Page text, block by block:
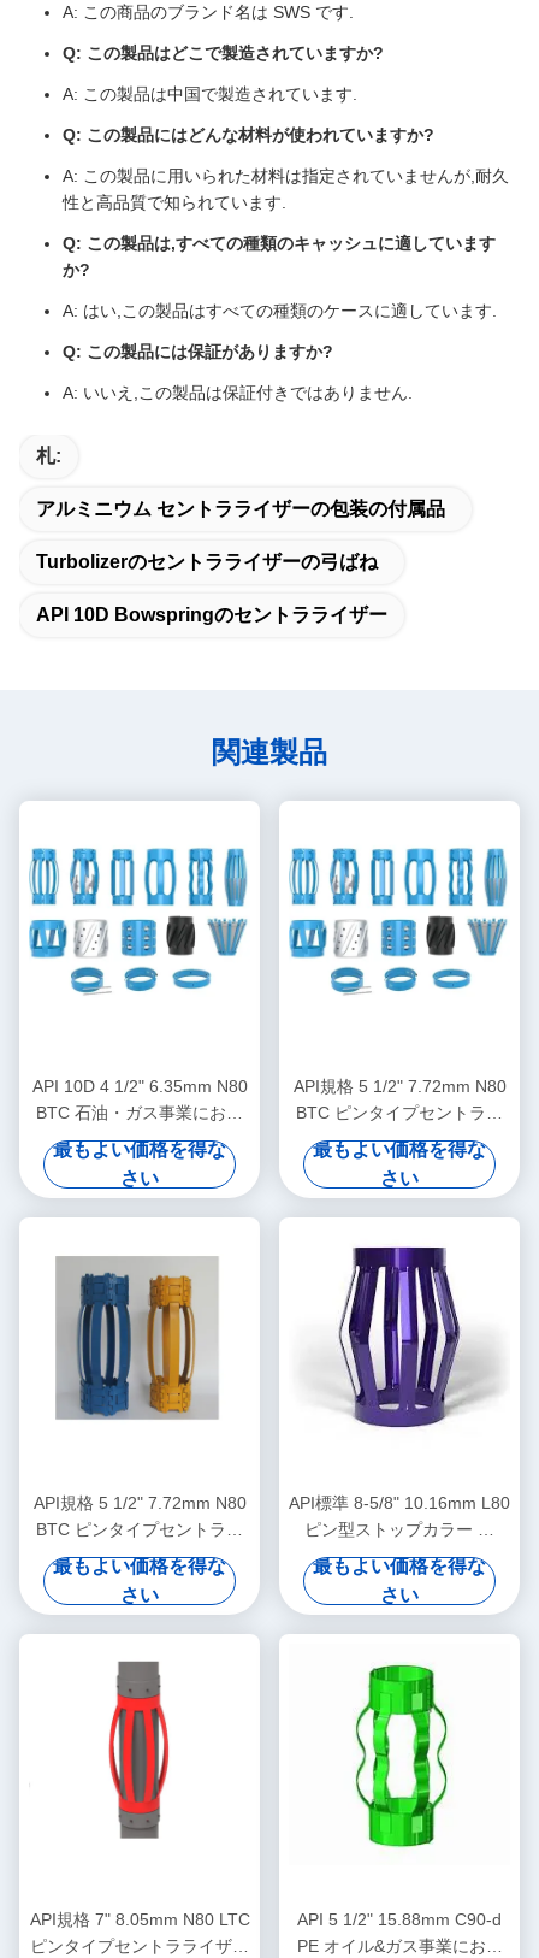
A: この商品のブランド名は SWS です.
Q: この製品はどこで製造されていますか?
A: この製品は中国で製造されています.
Q: この製品にはどんな材料が使われていますか?
A: この製品に用いられた材料は指定されていませんが,耐久
性と高品質で知られています.
Q: この製品は,すべての種類のキャッシュに適しています
か?
A: はい,この製品はすべての種類のケースに適しています.
Q: この製品には保証がありますか?
A: いいえ,この製品は保証付きではありません.
札:
アルミニウム セントラライザーの包装の付属品
Turbolizerのセントラライザーの弓ばね
API 10D Bowspringのセントラライザー
関連製品
API 10D 4 1/2" 6.35mm N80
BTC 石油・ガス事業におけ
る石油場集中装置
最もよい価格を得な
さい
API規格 5 1/2" 7.72mm N80
BTC ピンタイプセントララ
イザー（石油・ガス掘削にお
けるケーシングセントラライ
ザーの移動制限用）
最もよい価格を得な
さい
API規格 5 1/2" 7.72mm N80
BTC ピンタイプセントララ
イザー（石油・ガス掘削にお
けるケーシングセントラライ
ザーの移動制限用）
最もよい価格を得な
さい
API標準 8-5/8" 10.16mm L80
ピン型ストップカラー 石
油・ガス事業におけるキャッ
シング・センターライザーの
移動を制限するために設計
最もよい価格を得な
さい
API規格 7" 8.05mm N80 LTC
ピンタイプセントラライザー
API 5 1/2" 15.88mm C90-d
PE オイル&ガス事業におけ